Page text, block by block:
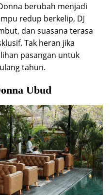
berubah menjadi
redup berkelip, DJ
dan suasana terasa
Tak heran jika
pasangan untuk
tahun.
Ubud